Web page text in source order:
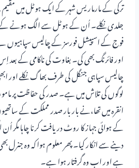
ترکی کے مارماریس شہر کے ایک ہوٹل میں
جلدی نکلے۔ اُن کے ہوٹل سے الگ ہونے کے
فوج کے اسپیشل فورسز کے چالیس سپاہیوں نے
اور فائرنگ بھی کی۔ بغاوت کی ناکامی کے
چالیس سپاہی جنگل کی طرف بھاگ نکلے اور
لوگوں کی تلاش میں ہے۔ صدر کی حفاظت پر
انقرہ میں تھا،نے بار بار صدر مملکت کے
کے ہوائی جہاز کا روٹ دریافت کرنا چاہا مگر
دینے سے انکار کیا۔ پھر معلوم ہوا کہ وہ
ہے اور اب وہ گرفتار ہوا ہے۔